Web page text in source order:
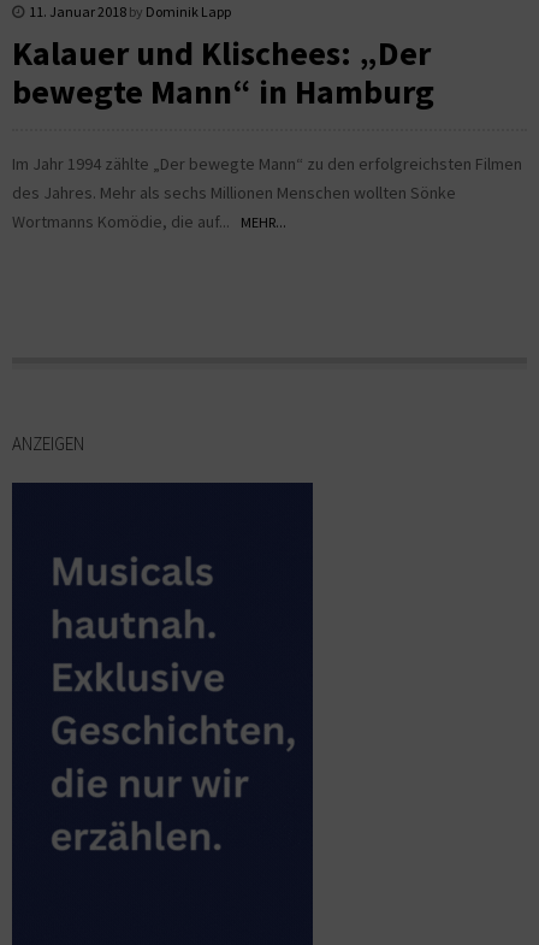
11. Januar 2018 by Dominik Lapp
Kalauer und Klischees: „Der
bewegte Mann“ in Hamburg
Im Jahr 1994 zählte „Der bewegte Mann“ zu den erfolgreichsten Filmen
des Jahres. Mehr als sechs Millionen Menschen wollten Sönke
Wortmanns Komödie, die auf...
MEHR...
ANZEIGEN